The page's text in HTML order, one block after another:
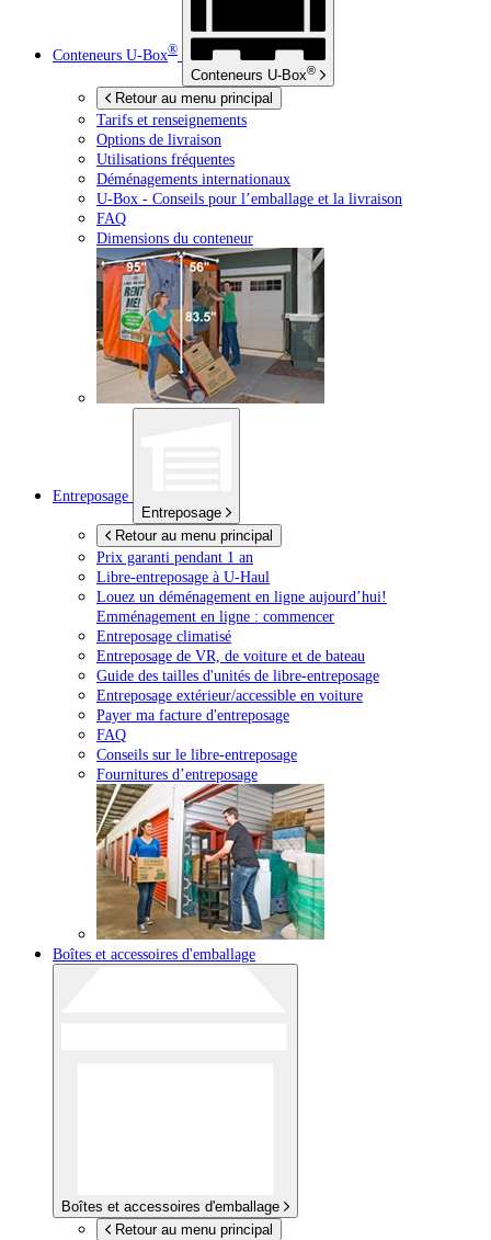
Conteneurs U-Box®
Conteneurs U-Box®
Retour au menu principal
Tarifs et renseignements
Options de livraison
Utilisations fréquentes
Déménagements internationaux
U-Box - Conseils pour l’emballage et la livraison
FAQ
Dimensions du conteneur
Entreposage
Entreposage
Retour au menu principal
Prix garanti pendant 1 an
Libre-entreposage à U-Haul
Louez un déménagement en ligne aujourd’hui!
Emménagement en ligne : commencer
Entreposage climatisé
Entreposage de VR, de voiture et de bateau
Guide des tailles d'unités de libre-entreposage
Entreposage extérieur/accessible en voiture
Payer ma facture d'entreposage
FAQ
Conseils sur le libre-entreposage
Fournitures d’entreposage
Boîtes et accessoires d'emballage
Boîtes et accessoires d'emballage
Retour au menu principal